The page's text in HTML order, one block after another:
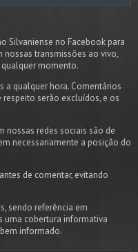
Silvaniense no Facebook para
nossas transmissões ao vivo,
momento.
a qualquer hora. Comentários
serão excluídos, e os
nossas redes sociais são de
necessariamente a posição do
de comentar, evitando
sendo referência em
uma cobertura informativa
informado.